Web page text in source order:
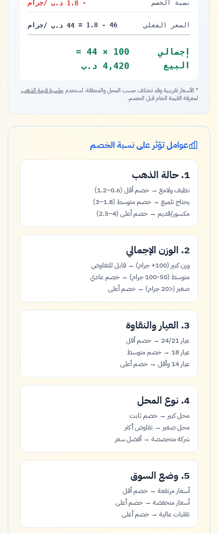
نسبة الخصم -
1.8 دينار
1.8 د.ب /جرام
السعر الفعلي 46 - 1.8 =
44 دينار
44 د.ب /جرام
إجمالي
البيع
100 × 44 =
4,420 دينار
4,420 د.ب
* الأسعار تقريبية وقد تختلف حسب المحل والمنطقة. استخدمحاسبة قيمة الذهب
لمعرفة القيمة الخام قبل الخصم.
عوامل تؤثر على نسبة الخصم
1. حالة الذهب
نظيف ولامع → خصم أقل (0.6–1.2)
يحتاج تلميع → خصم متوسط (1.8–3)
مكسور/قديم → خصم أعلى (4–2.5)
2. الوزن الإجمالي
وزن كبير (100+ جرام) → قابل للتفاوض
متوسط (50-100 جرام) → خصم عادي
صغير (<20 جرام) → خصم أعلى
3. العيار والنقاوة
عيار 24/21 → خصم أقل
عيار 18 → خصم متوسط
عيار 14 وأقل → خصم أعلى
4. نوع المحل
محل كبير → خصم ثابت
محل صغير → تفاوض أكثر
شركة متخصصة → أفضل سعر
5. وضع السوق
أسعار مرتفعة → خصم أقل
أسعار منخفضة → خصم أعلى
تقلبات عالية → خصم أعلى